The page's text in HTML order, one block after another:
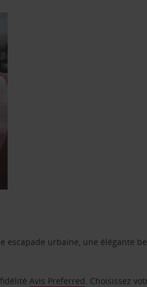
escapade urbaine, une élégante
fidélitéAvis Preferred. Choisissez